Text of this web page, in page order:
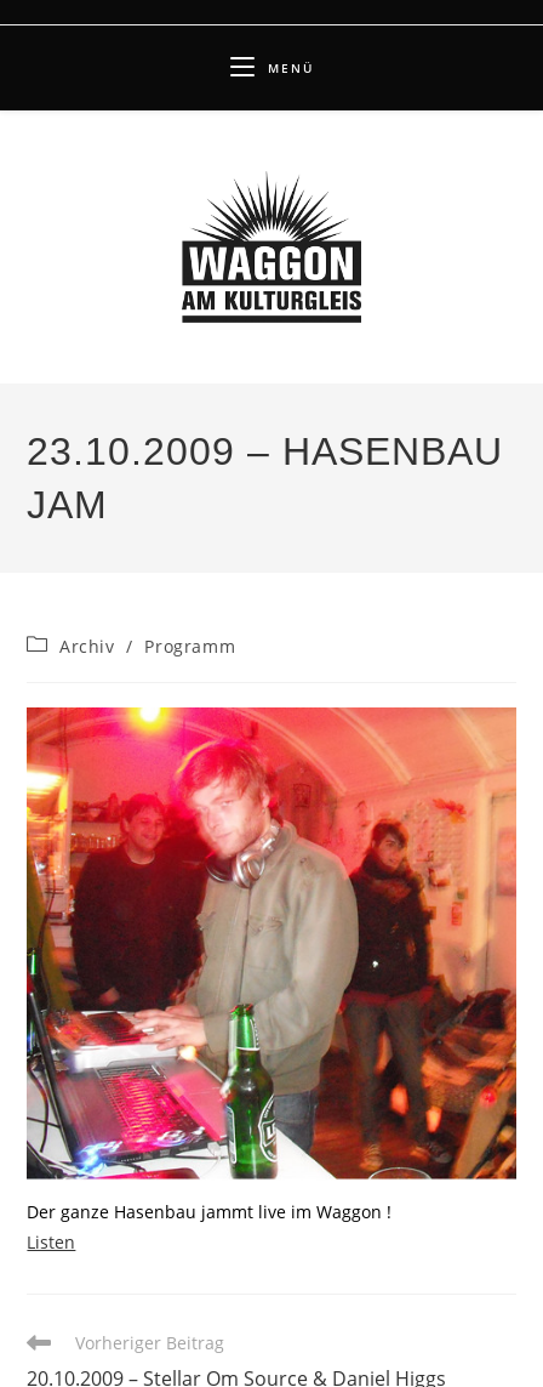
MENÜ
23.10.2009 – HASENBAU
JAM
Beitrags-
Archiv / Programm
Der ganze Hasenbau jammt live im Waggon !
Listen
WeitereVorheriger Beitrag
20.10.2009 – Stellar Om Source & Daniel Higgs